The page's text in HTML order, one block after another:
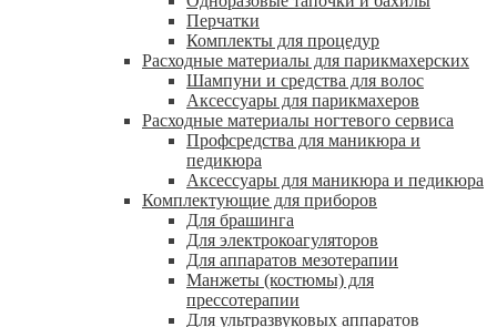
Перчатки
Комплекты для процедур
Расходные материалы для парикмахерских
Шампуни и средства для волос
Аксессуары для парикмахеров
Расходные материалы ногтевого сервиса
Профсредства для маникюра и
педикюра
Аксессуары для маникюра и педикюра
Комплектующие для приборов
Для брашинга
Для электрокоагуляторов
Для аппаратов мезотерапии
Манжеты (костюмы) для
прессотерапии
Для ультразвуковых аппаратов